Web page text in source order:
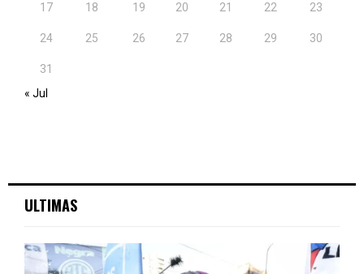
17 18 19 20 21 22 23
24 25 26 27 28 29 30
31
« Jul
ULTIMAS